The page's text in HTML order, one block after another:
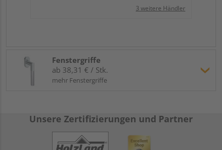
3 weitere Händler
Fenstergriffe
ab 38,31 € / Stk.
mehr Fenstergriffe
Unsere Zertifizierungen und Partner